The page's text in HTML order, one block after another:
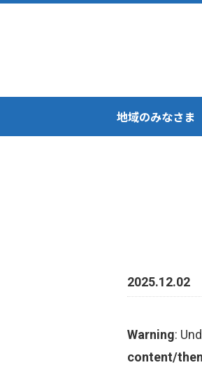
地域のみなさま
2025.12.02
Warning:
content/